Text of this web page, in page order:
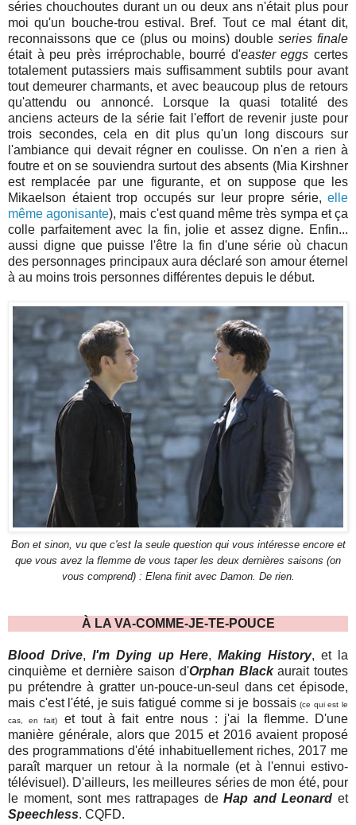
séries chouchoutes durant un ou deux ans n'était plus pour
moi qu'un bouche-trou estival. Bref. Tout ce mal étant dit,
reconnaissons que ce (plus ou moins) double series finale
était à peu près irréprochable, bourré d'easter eggs certes
totalement putassiers mais suffisamment subtils pour avant
tout demeurer charmants, et avec beaucoup plus de retours
qu'attendu ou annoncé. Lorsque la quasi totalité des
anciens acteurs de la série fait l'effort de revenir juste pour
trois secondes, cela en dit plus qu'un long discours sur
l'ambiance qui devait régner en coulisse. On n'en a rien à
foutre et on se souviendra surtout des absents (Mia Kirshner
est remplacée par une figurante, et on suppose que les
Mikaelson étaient trop occupés sur leur propre série, elle
même agonisante), mais c'est quand même très sympa et ça
colle parfaitement avec la fin, jolie et assez digne. Enfin...
aussi digne que puisse l'être la fin d'une série où chacun
des personnages principaux aura déclaré son amour éternel
à au moins trois personnes différentes depuis le début.
Bon et sinon, vu que c'est la seule question qui vous intéresse encore et
que vous avez la flemme de vous taper les deux dernières saisons (on
vous comprend) : Elena finit avec Damon. De rien.
À LA VA-COMME-JE-TE-POUCE
Blood Drive, I'm Dying up Here,Making History, et la
cinquième et dernière saison d'Orphan Blackaurait toutes
pu prétendre à gratter un-pouce-un-seul dans cet épisode,
mais c'est l'été, je suis fatigué comme si je bossais(ce qui est le
cas, en fait)
et tout à fait entre nous : j'ai la flemme. D'une
manière générale, alors que 2015 et 2016 avaient proposé
des programmations d'été inhabituellement riches, 2017 me
paraît marquer un retour à la normale (et à l'ennui estivo-
télévisuel). D'ailleurs, les meilleures séries de mon été, pour
le moment, sont mes rattrapages deHap and Leonard et
Speechless. CQFD.